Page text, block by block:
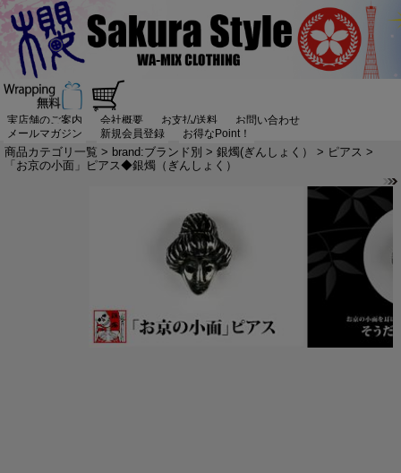
実店舗のご案内 会社概要 お支払/送料
お問い合わせ
メールマガジン
新規会員登録 お得なPoint！
商品カテゴリ一覧 > brand:ブランド別 > 銀燭(ぎんしょく） > ピアス >
「お京の小面」ピアス◆銀燭（ぎんしょく）